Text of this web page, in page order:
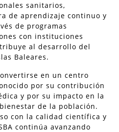
sanitarios,
de aprendizaje continuo y
de programas
con instituciones
al desarrollo del
Baleares.
en un centro
por su contribución
y por su impacto en la
de la población.
con la calidad científica y
continúa avanzando